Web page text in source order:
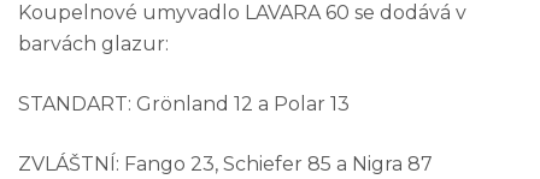
Koupelnové umyvadlo LAVARA 60 se dodává v
barvách glazur:
STANDART: Grönland 12 a Polar 13
ZVLÁŠTNÍ: Fango 23, Schiefer 85 a Nigra 87